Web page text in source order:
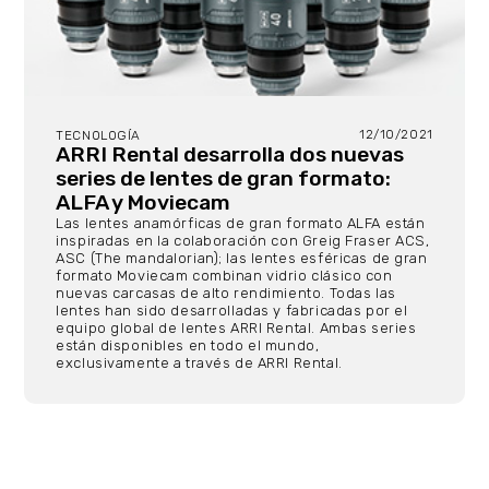
TECNOLOGÍA 12/10/2021
ARRI Rental desarrolla dos nuevas
series de lentes de gran formato:
ALFA y Moviecam
Las lentes anamórficas de gran formato ALFA están
inspiradas en la colaboración con Greig Fraser ACS,
ASC (The mandalorian); las lentes esféricas de gran
formato Moviecam combinan vidrio clásico con
nuevas carcasas de alto rendimiento. Todas las
lentes han sido desarrolladas y fabricadas por el
equipo global de lentes ARRI Rental. Ambas series
están disponibles en todo el mundo,
exclusivamente a través de ARRI Rental.